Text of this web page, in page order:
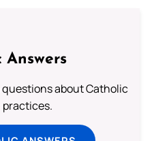
Answers
about Catholic